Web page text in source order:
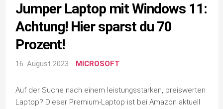
Jumper Laptop mit Windows 11:
Achtung! Hier sparst du 70
Prozent!
16. August 2023 MICROSOFT
Auf der Suche nach einem leistungsstarken, preiswerten
Laptop? Dieser Premium-Laptop ist bei Amazon aktuell